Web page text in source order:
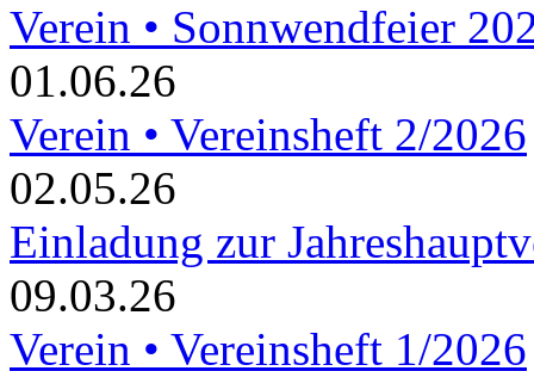
Verein • Sonnwendfeier
01.06.26
Verein • Vereinsheft 2/2026
02.05.26
Einladung zur
09.03.26
Verein • Vereinsheft 1/2026